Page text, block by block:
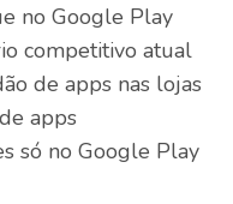
no Google Play
competitivo atual
de apps nas lojas
de apps
só no Google Play